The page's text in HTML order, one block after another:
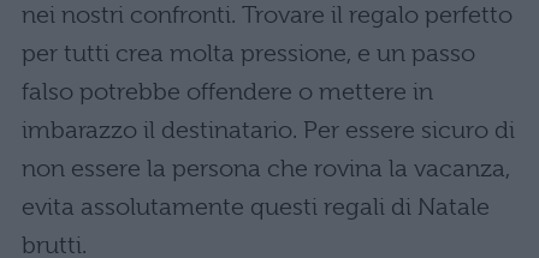
nei nostri confronti. Trovare il regalo perfetto
per tutti crea molta pressione, e un passo
falso potrebbe offendere o mettere in
imbarazzo il destinatario. Per essere sicuro di
non essere la persona che rovina la vacanza,
evita assolutamente questi regali di Natale
brutti.